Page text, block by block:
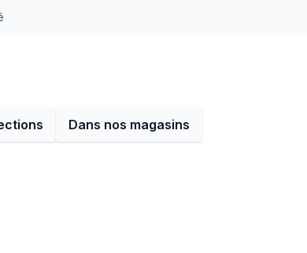
Dans nos magasins